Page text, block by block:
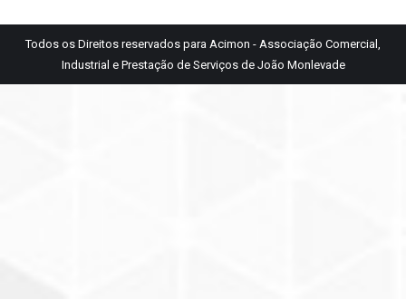
Todos os Direitos reservados para Acimon - Associação Comercial,
Industrial e Prestação de Serviços de João Monlevade